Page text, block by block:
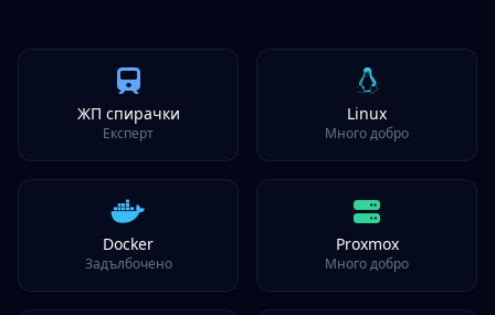
ЖП спирачки
Експерт
Linux
Много добро
Docker
Задълбочено
Proxmox
Много добро